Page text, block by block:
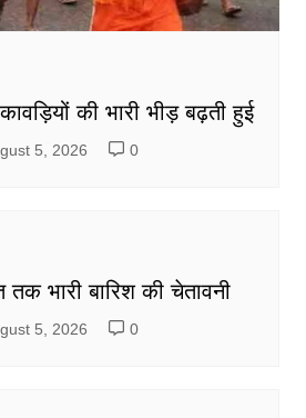
कावड़ियों की भारी भीड़ बढ़ती हुई
5, 2026 0
तक भारी बारिश की चेतावनी
5, 2026 0